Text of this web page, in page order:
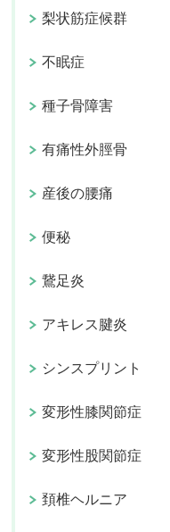
梨状筋症候群
不眠症
種子骨障害
有痛性外脛骨
産後の腰痛
便秘
鵞足炎
アキレス腱炎
シンスプリント
変形性膝関節症
変形性股関節症
頚椎ヘルニア